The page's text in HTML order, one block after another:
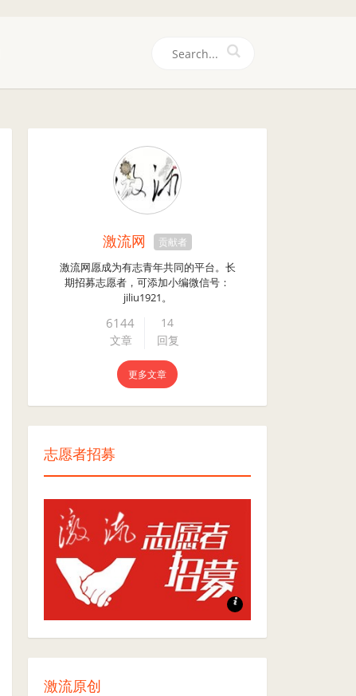
激流网 贡献者
激流网愿成为有志青年共同的平台。长
期招募志愿者，可添加小编微信号：
jiliu1921。
6144
文章
14
回复
更多文章
志愿者招募
志愿者招募
激流原创